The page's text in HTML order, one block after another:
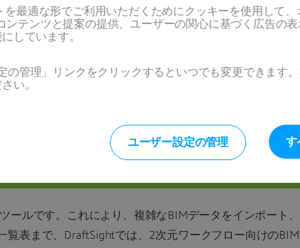
モジュールとは
ールです。これにより、複雑なBIMデータをインポート、
覧表まで、DraftSightでは、2次元ワークフロー向けの
最適な形でご利用いただくためにクッキーを使用して、
テンツと提案の提供、ユーザーの関心に基づく広告の表
しています。
管理」リンクをクリックするといつでも変更できます
い。
す
ユーザー設定の管理